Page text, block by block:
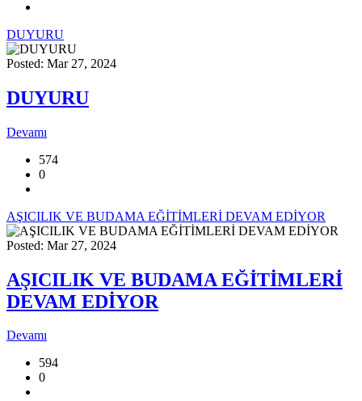
DUYURU
Posted: Mar 27, 2024
DUYURU
Devamı
574
0
AŞICILIK VE BUDAMA EĞİTİMLERİ DEVAM EDİYOR
Posted: Mar 27, 2024
AŞICILIK VE BUDAMA EĞİTİMLERİ
DEVAM EDİYOR
Devamı
594
0